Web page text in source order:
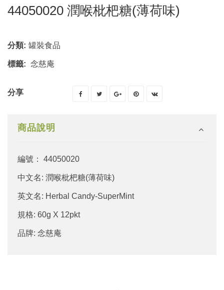
44050020 潤喉枇杷糖(薄荷味)
分類: 罐裝食品
標籤: 念慈庵
分享
商品說明
編號： 44050020
中文名: 潤喉枇杷糖(薄荷味)
英文名: Herbal Candy-SuperMint
規格: 60g X 12pkt
品牌: 念慈庵